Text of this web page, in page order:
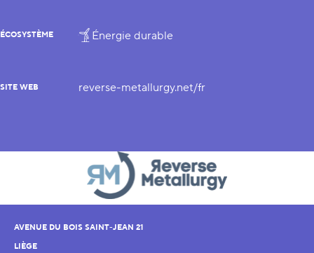
ÉCOSYSTÈME Énergie durable
SITE WEB reverse-metallurgy.net/fr
AVENUE DU BOIS SAINT-JEAN 21
LIÈGE